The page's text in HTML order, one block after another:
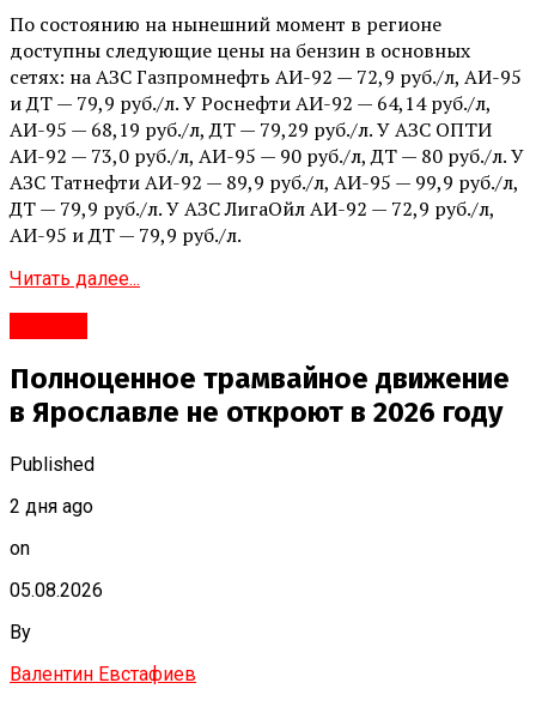
По состоянию на нынешний момент в регионе
доступны следующие цены на бензин в основных
сетях: на АЗС Газпромнефть АИ-92 — 72,9 руб./л, АИ-95
и ДТ — 79,9 руб./л. У Роснефти АИ-92 — 64,14 руб./л,
АИ-95 — 68,19 руб./л, ДТ — 79,29 руб./л. У АЗС ОПТИ
АИ-92 — 73,0 руб./л, АИ-95 — 90 руб./л, ДТ — 80 руб./л. У
АЗС Татнефти АИ-92 — 89,9 руб./л, АИ-95 — 99,9 руб./л,
ДТ — 79,9 руб./л. У АЗС ЛигаОйл АИ-92 — 72,9 руб./л,
АИ-95 и ДТ — 79,9 руб./л.
Читать далее...
Полноценное трамвайное движение
в Ярославле не откроют в 2026 году
Published
2 дня ago
on
05.08.2026
By
Валентин Евстафиев